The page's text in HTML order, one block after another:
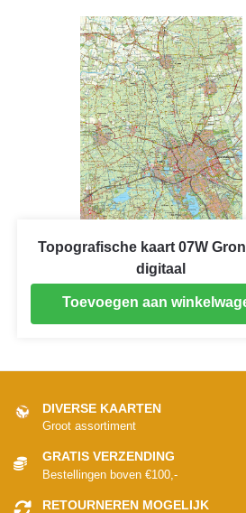
Topografische kaart 07W
digitaal
Toevoegen aan
DIVERSE KAARTEN
Groot assortiment
GRATIS VERZENDING
Bestellingen boven €100,-
RETOURNEREN MOGELIJK